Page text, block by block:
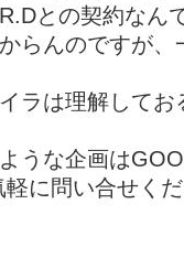
との契約なん
らんのですが
ラは理解してお
うな企画は
に問い合せく